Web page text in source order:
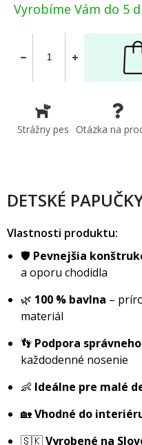
Vyrobíme Vám do 5
Strážny pes Otázka na
DETSKÉ
Vlastnosti produktu:
🛡️ Pevnejšia
a oporu chodidla
🌿 100 % bavlna –
materiál
👣 Podpora
každodenné nosenie
👶 Ideálne pre malé
🏡Vhodné do
🇸🇰Vyrobené na